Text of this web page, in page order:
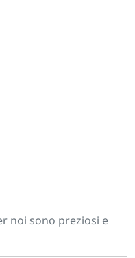
noi sono preziosi e